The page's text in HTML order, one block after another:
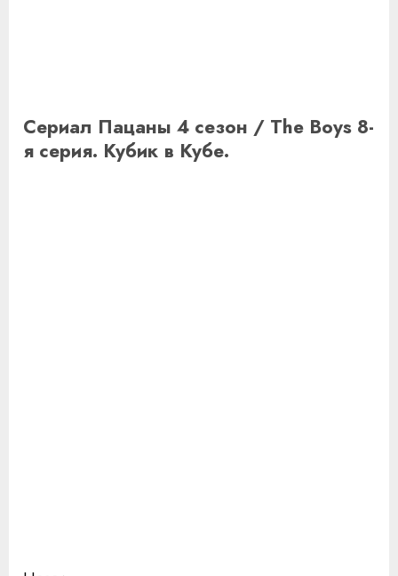
Сериал Пацаны 4 сезон / The Boys 8-
я серия. Кубик в Кубе.